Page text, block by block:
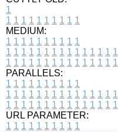
1
1 1 1 1 1 1 1 1 1 1
MEDIUM:
1 1 1 1 1 1 1 1 1 1
1 1 1 1 1 1 1 1 1 1 1 1 1 1 1
1 1 1 1 1 1 1 1 1 1 1 1 1 1 1
PARALLELS:
1 1 1 1 1 1 1 1 1 1
1 1 1 1 1 1 1 1 1 1 1 1 1 1 1
1 1 1 1 1 1 1 1 1 1 1 1 1 1 1
URL PARAMETER:
1 1 1 1 1 1 1 1 1 1